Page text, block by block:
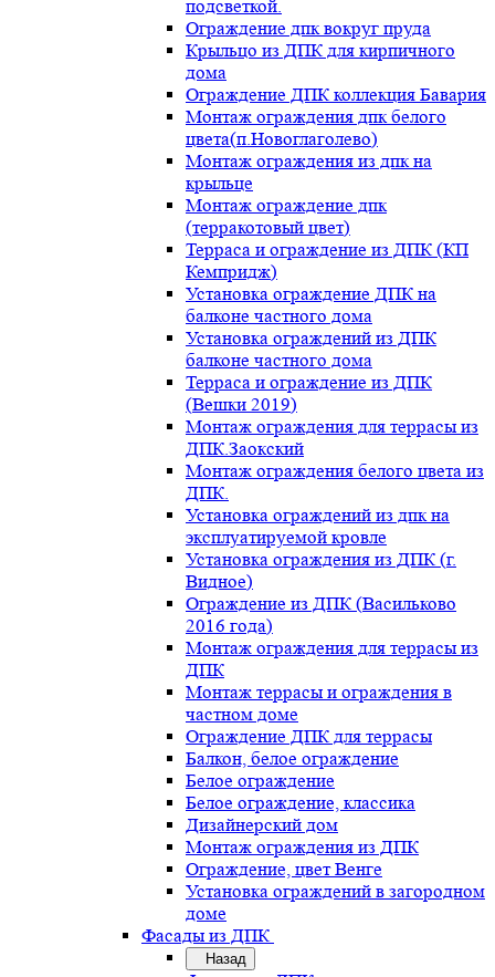
подсветкой.
Ограждение дпк вокруг пруда
Крыльцо из ДПК для кирпичного
дома
Ограждение ДПК коллекция Бавария
Монтаж ограждения дпк белого
цвета(п.Новоглаголево)
Монтаж ограждения из дпк на
крыльце
Монтаж ограждение дпк
(терракотовый цвет)
Терраса и ограждение из ДПК (КП
Кемпридж)
Установка ограждение ДПК на
балконе частного дома
Установка ограждений из ДПК
балконе частного дома
Терраса и ограждение из ДПК
(Вешки 2019)
Монтаж ограждения для террасы из
ДПК.Заокский
Монтаж ограждения белого цвета из
ДПК.
Установка ограждений из дпк на
эксплуатируемой кровле
Установка ограждения из ДПК (г.
Видное)
Ограждение из ДПК (Васильково
2016 года)
Монтаж ограждения для террасы из
ДПК
Монтаж террасы и ограждения в
частном доме
Ограждение ДПК для террасы
Балкон, белое ограждение
Белое ограждение
Белое ограждение, классика
Дизайнерский дом
Монтаж ограждения из ДПК
Ограждение, цвет Венге
Установка ограждений в загородном
доме
Фасады из ДПК
Назад